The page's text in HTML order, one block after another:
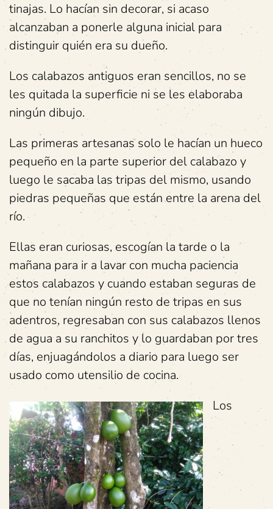
tinajas. Lo hacían sin decorar, si acaso
alcanzaban a ponerle alguna inicial para
distinguir quién era su dueño.
Los calabazos antiguos eran sencillos, no se
les quitada la superficie ni se les elaboraba
ningún dibujo.
Las primeras artesanas solo le hacían un hueco
pequeño en la parte superior del calabazo y
luego le sacaba las tripas del mismo, usando
piedras pequeñas que están entre la arena del
río.
Ellas eran curiosas, escogían la tarde o la
mañana para ir a lavar con mucha paciencia
estos calabazos y cuando estaban seguras de
que no tenían ningún resto de tripas en sus
adentros, regresaban con sus calabazos llenos
de agua a su ranchitos y lo guardaban por tres
días, enjuagándolos a diario para luego ser
usado como utensilio de cocina.
Los